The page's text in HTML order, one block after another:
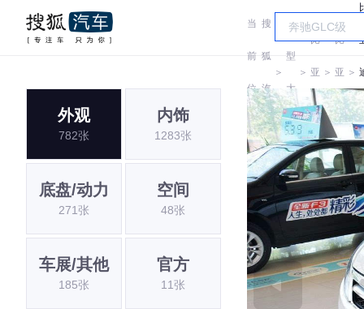
当
前
位
置:
搜
狐
汽
车
＞
车
型
大
全
＞
比
亚
迪
＞
比
亚
迪
＞
外观
782张
内饰
1283张
底盘/动力
271张
空间
48张
车展/其他
185张
官方
11张